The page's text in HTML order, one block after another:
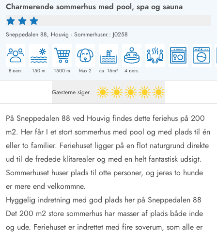
Charmerende sommerhus med pool, spa og sauna
Sneppedalen 88, Houvig - Sommerhusnr.: J0258
8pers. 150 m 1500 m Max 2 ca. 16m² 4 pers.
Gæsterne siger 5 ud af 5
På Sneppedalen 88 ved Houvig findes dette feriehus på 200
m2. Her får I et stort sommerhus med pool og med plads til én
eller to familier. Feriehuset ligger på en flot naturgrund direkte
ud til de fredede klitarealer og med en helt fantastisk udsigt.
Sommerhuset huser plads til otte personer, og jeres to hunde
er mere end velkommne.
Hyggelig indretning med god plads her på Sneppedalen 88
Det 200 m2 store sommerhus har masser af plads både inde
og ude. Feriehuset er indrettet med fire soverum, som alle er